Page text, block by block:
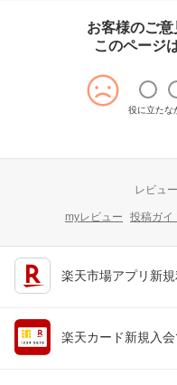
お客様のご
このページ
役に立たな
レビュ
myレビュー 投稿ガイ
楽天市場アプリ新
楽天カード新規入